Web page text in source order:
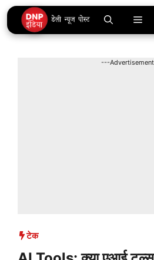
Skip
to
content
---
टेक